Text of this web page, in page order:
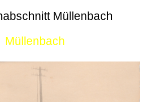
Müllenbach
Müllenbach